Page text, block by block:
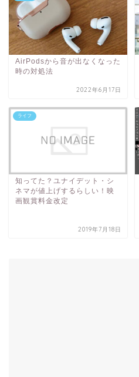
AirPodsから音が出なくなった
時の対処法
2022年6月17日
ライフ
知ってた？ユナイデット・シ
ネマが値上げするらしい！映
画観賞料金改定
2019年7月18日